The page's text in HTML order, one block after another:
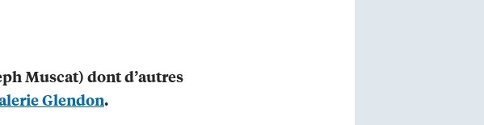
Muscat) dont d’autres
Glendon.